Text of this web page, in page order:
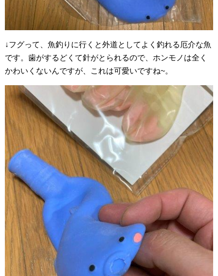
↓フグって、魚釣りに行くと外道としてよく釣れる厄介な魚
です。歯がするどくて針がとられるので、ホンモノは全く
かわいくないんですが、これは可愛いですね~。